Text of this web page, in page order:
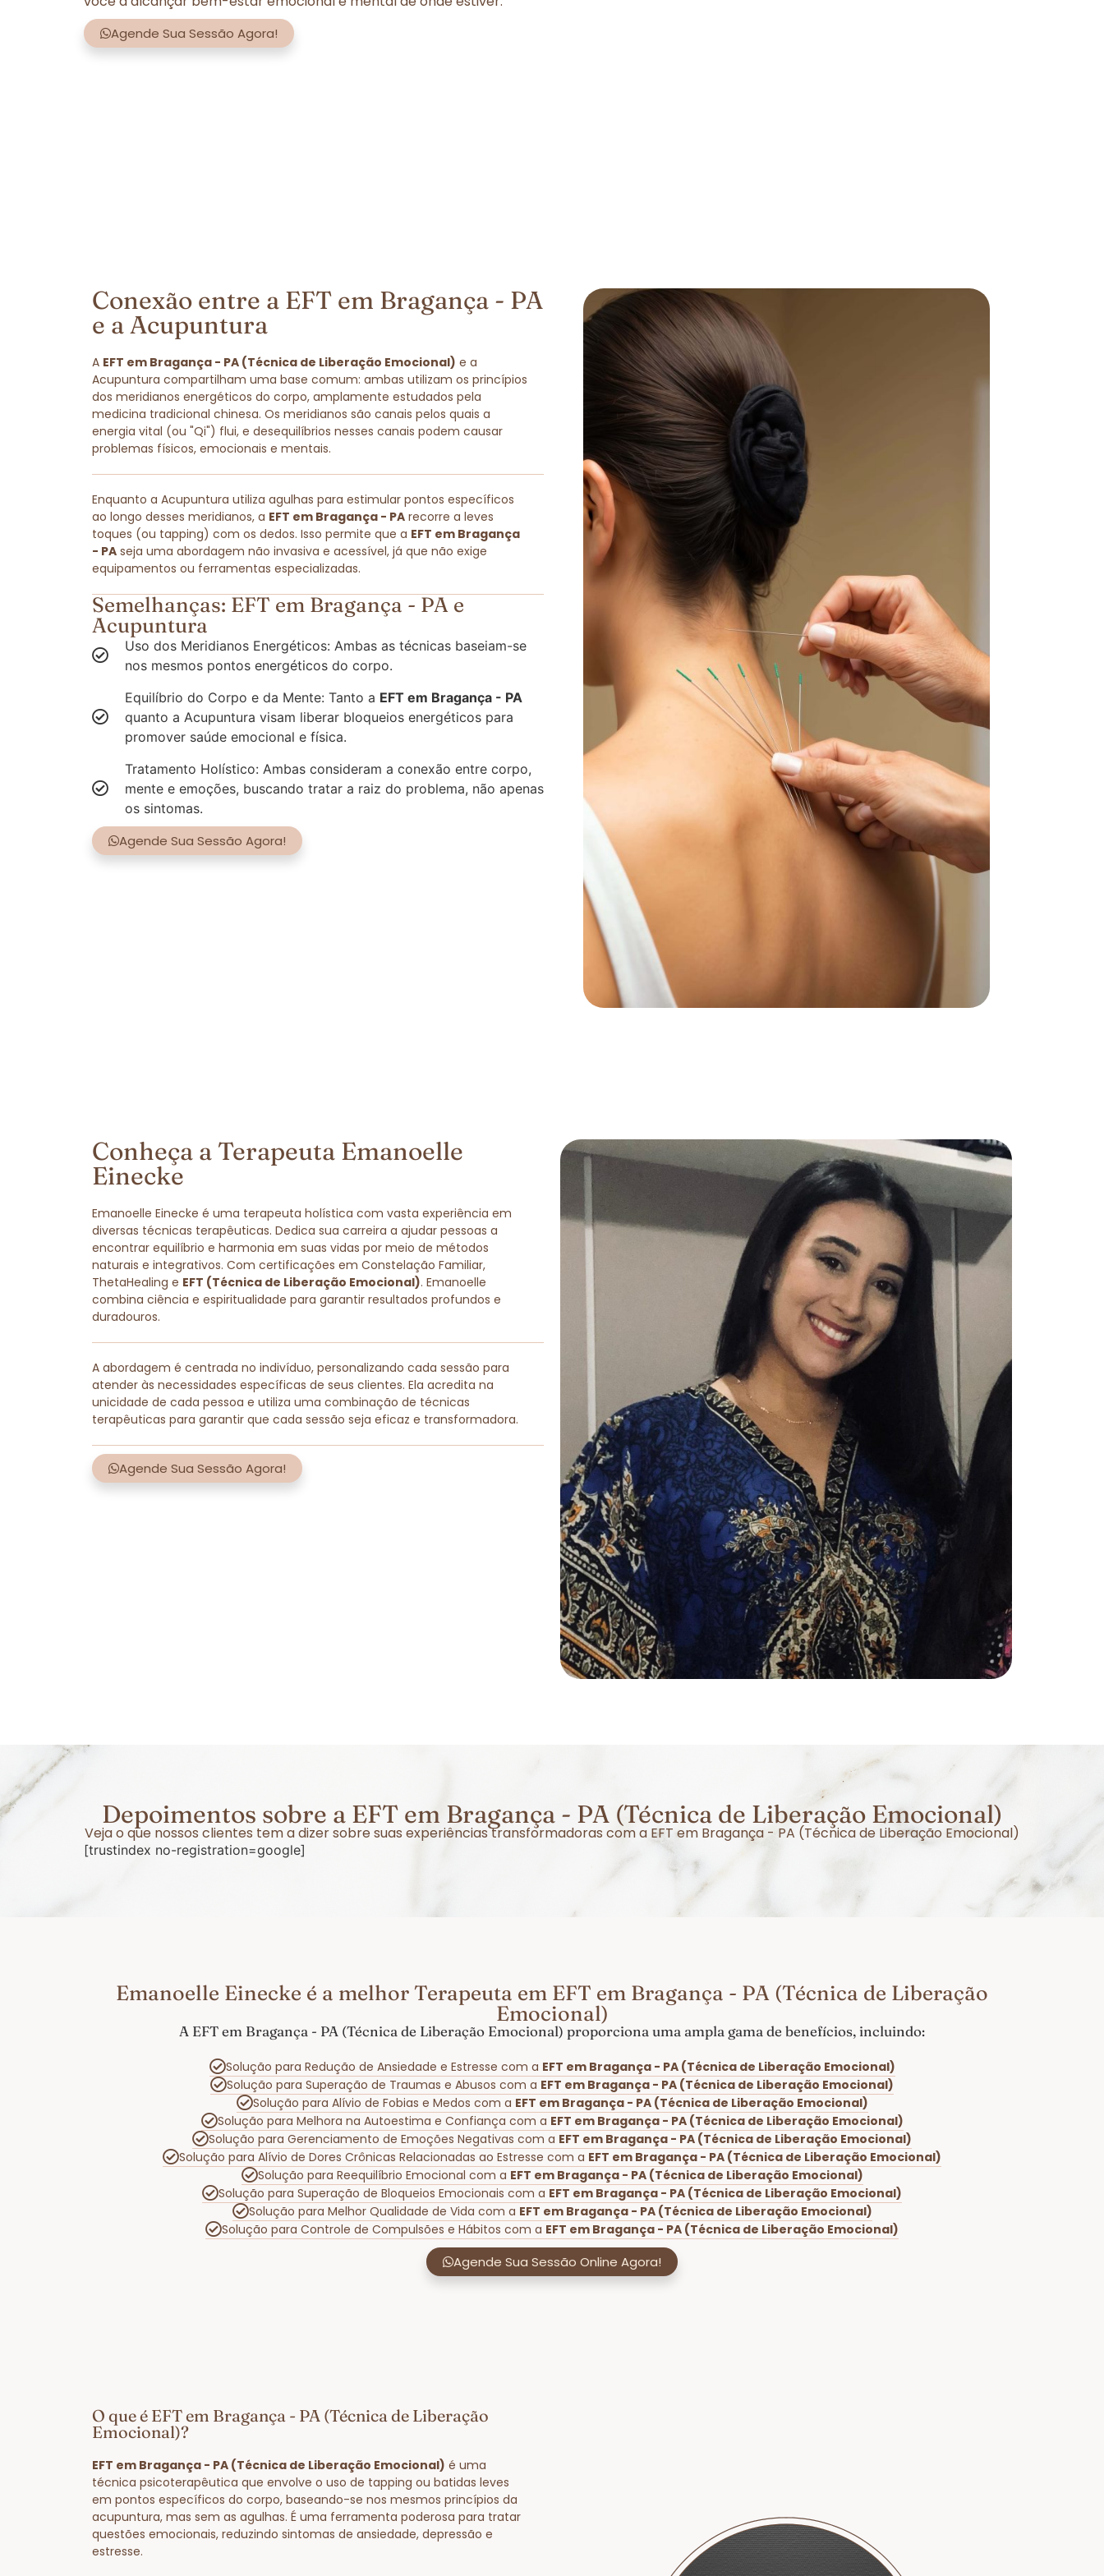
Agende Sua Sessão Agora!
Conexão entre a EFT em Bragança - PA
e a Acupuntura
A EFT em Bragança - PA (Técnica de Liberação Emocional) e a
Acupuntura compartilham uma base comum: ambas utilizam os princípios
dos meridianos energéticos do corpo, amplamente estudados pela
medicina tradicional chinesa. Os meridianos são canais pelos quais a
energia vital (ou "Qi") flui, e desequilíbrios nesses canais podem causar
problemas físicos, emocionais e mentais.
Enquanto a Acupuntura utiliza agulhas para estimular pontos específicos
ao longo desses meridianos, a EFT em Bragança - PA recorre a leves
toques (ou tapping) com os dedos. Isso permite que a EFT em Bragança
- PA seja uma abordagem não invasiva e acessível, já que não exige
equipamentos ou ferramentas especializadas.
Semelhanças: EFT em Bragança - PA e
Acupuntura
Uso dos Meridianos Energéticos: Ambas as técnicas baseiam-se
nos mesmos pontos energéticos do corpo.
Equilíbrio do Corpo e da Mente: Tanto a EFT em Bragança - PA
quanto a Acupuntura visam liberar bloqueios energéticos para
promover saúde emocional e física.
Tratamento Holístico: Ambas consideram a conexão entre corpo,
mente e emoções, buscando tratar a raiz do problema, não apenas
os sintomas.
Agende Sua Sessão Agora!
Conheça a Terapeuta Emanoelle
Einecke
Emanoelle Einecke é uma terapeuta holística com vasta experiência em
diversas técnicas terapêuticas. Dedica sua carreira a ajudar pessoas a
encontrar equilíbrio e harmonia em suas vidas por meio de métodos
naturais e integrativos. Com certificações em Constelação Familiar,
ThetaHealing e EFT (Técnica de Liberação Emocional). Emanoelle
combina ciência e espiritualidade para garantir resultados profundos e
duradouros.
A abordagem é centrada no indivíduo, personalizando cada sessão para
atender às necessidades específicas de seus clientes. Ela acredita na
unicidade de cada pessoa e utiliza uma combinação de técnicas
terapêuticas para garantir que cada sessão seja eficaz e transformadora.
Agende Sua Sessão Agora!
Depoimentos sobre a EFT em Bragança - PA (Técnica de Liberação Emocional)
Veja o que nossos clientes tem a dizer sobre suas experiências transformadoras com a EFT em Bragança - PA (Técnica de Liberação Emocional)
[trustindex no-registration=google]
Emanoelle Einecke é a melhor Terapeuta em EFT em Bragança - PA (Técnica de Liberação
Emocional)
A EFT em Bragança - PA (Técnica de Liberação Emocional) proporciona uma ampla gama de benefícios, incluindo:
Solução para Redução de Ansiedade e Estresse com a EFT em Bragança - PA (Técnica de Liberação Emocional)
Solução para Superação de Traumas e Abusos com a EFT em Bragança - PA (Técnica de Liberação Emocional)
Solução para Alívio de Fobias e Medos com a EFT em Bragança - PA (Técnica de Liberação Emocional)
Solução para Melhora na Autoestima e Confiança com a EFT em Bragança - PA (Técnica de Liberação Emocional)
Solução para Gerenciamento de Emoções Negativas com a EFT em Bragança - PA (Técnica de Liberação Emocional)
Solução para Alívio de Dores Crônicas Relacionadas ao Estresse com a EFT em Bragança - PA (Técnica de Liberação Emocional)
Solução para Reequilíbrio Emocional com a EFT em Bragança - PA (Técnica de Liberação Emocional)
Solução para Superação de Bloqueios Emocionais com a EFT em Bragança - PA (Técnica de Liberação Emocional)
Solução para Melhor Qualidade de Vida com a EFT em Bragança - PA (Técnica de Liberação Emocional)
Solução para Controle de Compulsões e Hábitos com a EFT em Bragança - PA (Técnica de Liberação Emocional)
Agende Sua Sessão Online Agora!
O que é EFT em Bragança - PA (Técnica de Liberação
Emocional)?
EFT em Bragança - PA (Técnica de Liberação Emocional) é uma
técnica psicoterapêutica que envolve o uso de tapping ou batidas leves
em pontos específicos do corpo, baseando-se nos mesmos princípios da
acupuntura, mas sem as agulhas. É uma ferramenta poderosa para tratar
questões emocionais, reduzindo sintomas de ansiedade, depressão e
estresse.